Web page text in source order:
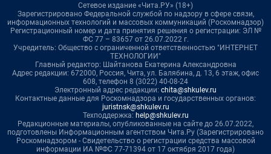
Сетевое издание «Чита.РУ» (18+)
Зарегистрировано Федеральной службой по надзору в сфере связи,
информационных технологий и массовых коммуникаций (Роскомнадзор)
Регистрационный номер и дата принятия решения о регистрации: ЭЛ №
ФС 77 – 83657 от 26.07.2022 г.
Учредитель: Общество с ограниченной ответственностью "ИНТЕРНЕТ
ТЕХНОЛОГИИ"
Главный редактор: Шайтанова Екатерина Александровна
Адрес редакции: 672000, Россия, Чита, ул. Балябина, д. 13, 6 этаж, офис
608, телефон 8 (3022) 40-08-24
Электронный адрес редакции: chita@shkulev.ru
Контактные данные для Роскомнадзора и государственных органов:
juristnsk@shkulev.ru
Техподдержка: help@shkulev.ru
Редакционные материалы, опубликованные на сайте до 26.07.2022,
подготовлены Информационным агентством Чита.Ру (Зарегистрировано
Роскомнадзором - Свидетельство о регистрации средства массовой
информации ИА №ФС 77-71394 от 17 октября 2017 года)